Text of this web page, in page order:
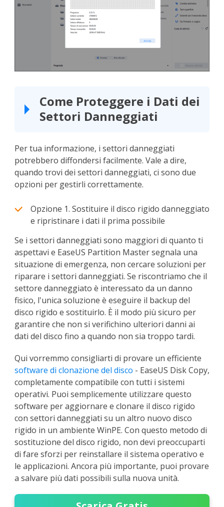
Come Proteggere i Dati dei
Settori Danneggiati
Per tua informazione, i settori danneggiati
potrebbero diffondersi facilmente. Vale a dire,
quando trovi dei settori danneggiati, ci sono due
opzioni per gestirli correttamente.
Opzione 1. Sostituire il disco rigido danneggiato
e ripristinare i dati il prima possibile
Se i settori danneggiati sono maggiori di quanto ti
aspettavi e EaseUS Partition Master segnala una
situazione di emergenza, non cercare soluzioni per
riparare i settori danneggiati. Se riscontriamo che il
settore danneggiato è interessato da un danno
fisico, l'unica soluzione è eseguire il backup del
disco rigido e sostituirlo. È il modo più sicuro per
garantire che non si verifichino ulteriori danni ai
dati del disco fino a quando non sia troppo tardi.
Qui vorremmo consigliarti di provare un efficiente
software di clonazione del disco - EaseUS Disk Copy,
completamente compatibile con tutti i sistemi
operativi. Puoi semplicemente utilizzare questo
software per aggiornare e clonare il disco rigido
con settori danneggiati su un altro nuovo disco
rigido in un ambiente WinPE. Con questo metodo di
sostituzione del disco rigido, non devi preoccuparti
di fare sforzi per reinstallare il sistema operativo e
le applicazioni. Ancora più importante, puoi provare
a salvare più dati possibili sulla nuova unità.